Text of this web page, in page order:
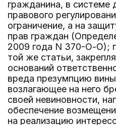
гражданина, в системе
правового
ограничение, а на
прав граждан
2009 года N 370-О-О);
той же статьи,
оснований
вреда презумпцию
возлагающее на него
своей невиновности,
обеспечение
на реализацию